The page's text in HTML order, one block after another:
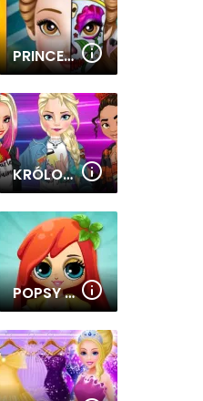
PRINCESS FACE PAINTING TREND
KRÓLOWA TIK TOKA
POPSY PRINCESS DELICIOUS FASHION